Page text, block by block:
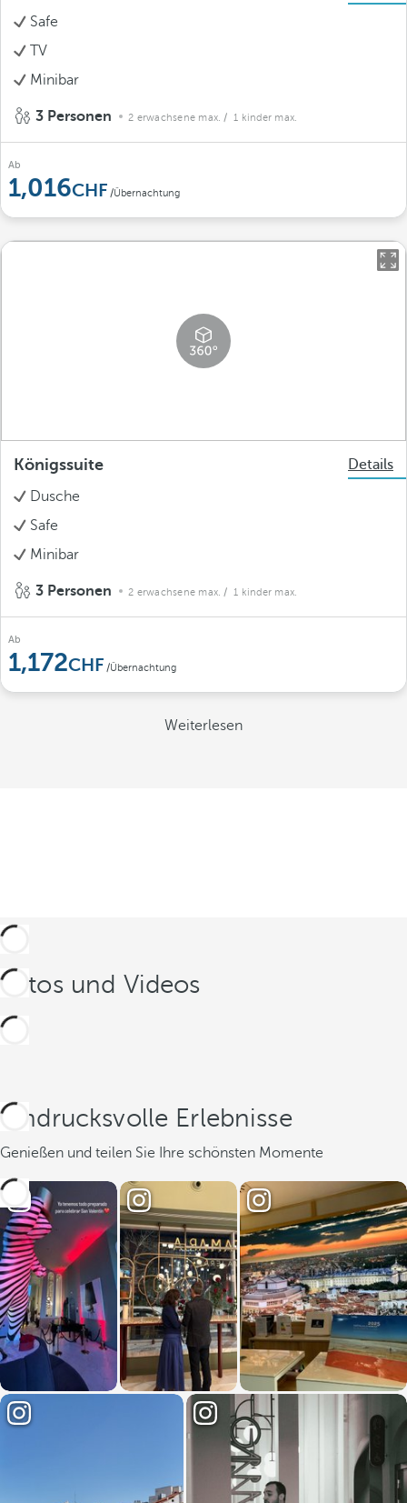
Safe
TV
Minibar
3 Personen 2 erwachsene max. / 1 kinder max.
Ab
1,016 /Übernachtung
Königssuite
Details
Dusche
Safe
Minibar
3 Personen 2 erwachsene max. / 1 kinder max.
Ab
1,172 /Übernachtung
Weiterlesen
Fotos und Videos
Eindrucksvolle Erlebnisse
Genießen und teilen Sie Ihre schönsten Momente